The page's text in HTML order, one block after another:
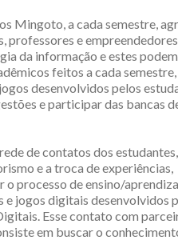
Mingoto, a cada semestre,
professores e
da informação e estes podem
feitos a cada semestre,
desenvolvidos pelos
e participar das bancas
de contatos dos estudantes,
e a troca de experiências,
processo de ensino/
jogos digitais desenvolvidos
Esse contato com
em buscar o